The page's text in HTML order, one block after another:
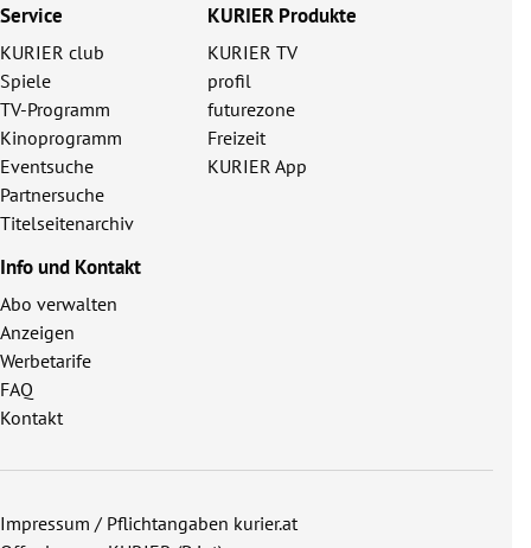
Service
KURIER club
Spiele
TV-Programm
Kinoprogramm
Eventsuche
Partnersuche
Titelseitenarchiv
KURIER Produkte
KURIER TV
profil
futurezone
Freizeit
KURIER App
Info und Kontakt
Abo verwalten
Anzeigen
Werbetarife
FAQ
Kontakt
Impressum / Pflichtangaben kurier.at